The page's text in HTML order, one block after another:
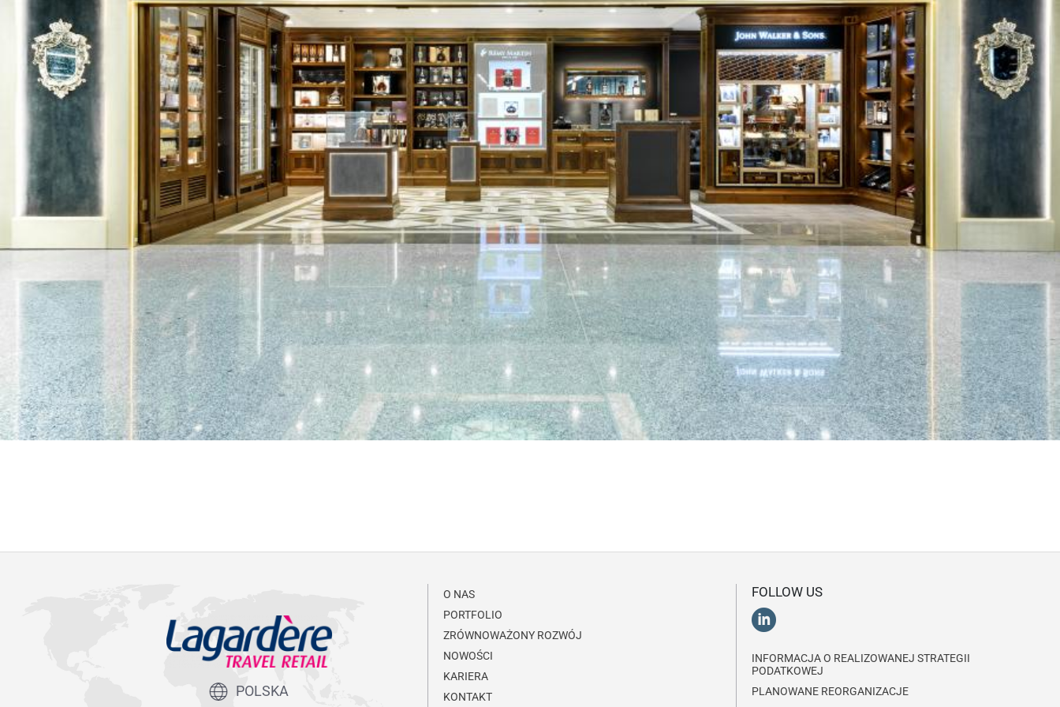
POLSKA
O NAS
PORTFOLIO
ZRÓWNOWAŻONY ROZWÓJ
NOWOŚCI
KARIERA
KONTAKT
FOLLOW US
INFORMACJA O REALIZOWANEJ STRATEGII
PODATKOWEJ
PLANOWANE REORGANIZACJE